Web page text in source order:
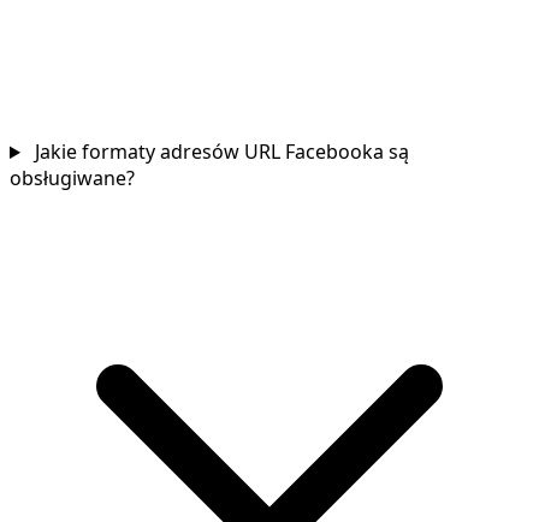
Jakie formaty adresów URL Facebooka są
obsługiwane?